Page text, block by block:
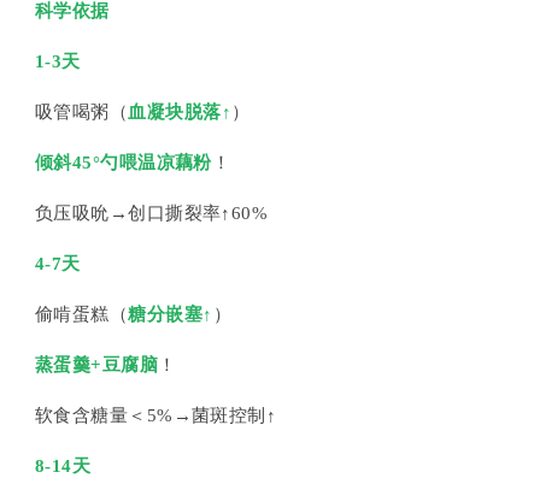
科学依据
1-3天
吸管喝粥（血凝块脱落↑ ）
倾斜45°勺喂温凉藕粉！
负压吸吮→创口撕裂率↑60%
4-7天
偷啃蛋糕（糖分嵌塞↑ ）
蒸蛋羹+豆腐脑 ！
软食含糖量＜5%→菌斑控制↑
8-14天